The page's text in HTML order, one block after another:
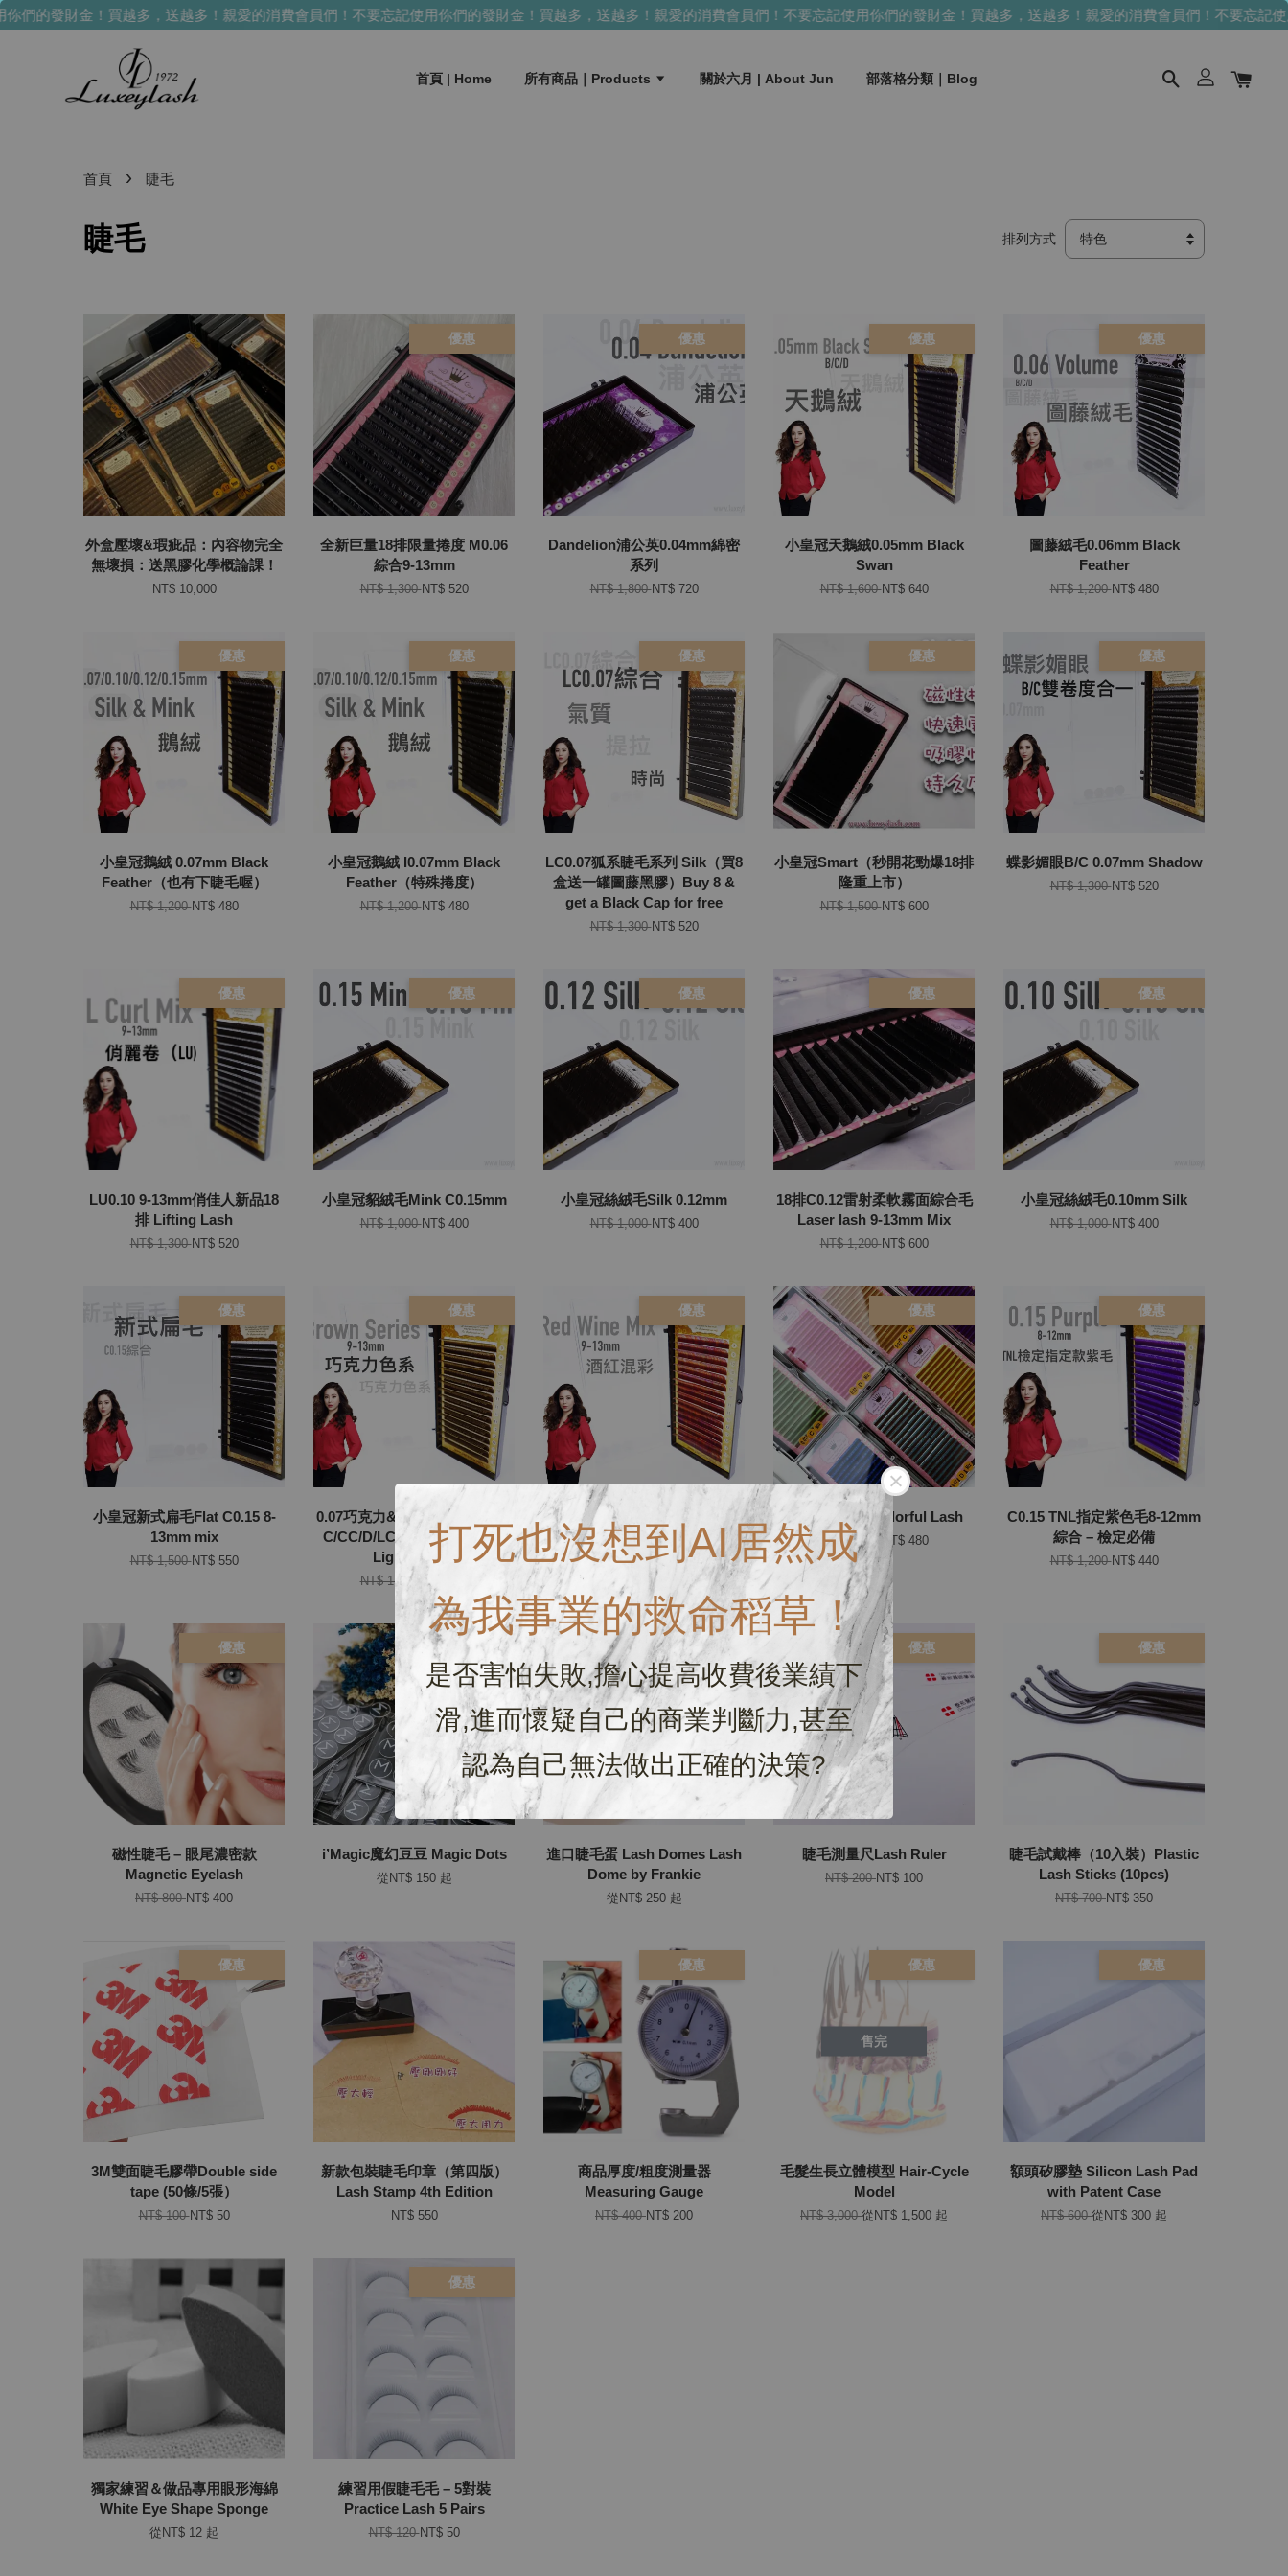
發財金！買越多，送越多！親愛的消費會員們！不要忘記使用你們的發財金！買越多，送越多！親愛的消費會員們！不要忘記使用你們的發財金！買越多，送越多！親愛的消費會員們！不要忘記使用
打死也沒想到AI居然成
為我事業的救命稻草！
是否害怕失敗,擔心提高收費後業績下
滑,進而懷疑自己的商業判斷力,甚至
認為自己無法做出正確的決策?
首頁 | Home 所有商品｜Products 關於六月 | About Jun 部落格分類｜Blog
首頁 › 睫毛
睫毛 排列方式
外盒壓壞&瑕疵品：內容物完全
無壞損：送黑膠化學概論課！
NT$ 10,000
優惠
全新巨量18排限量捲度 M0.06
綜合9-13mm
NT$ 1,300NT$ 520
優惠
Dandelion浦公英0.04mm綿密
系列
NT$ 1,800NT$ 720
優惠
小皇冠天鵝絨0.05mm Black
Swan
NT$ 1,600NT$ 640
優惠
圖藤絨毛0.06mm Black
Feather
NT$ 1,200NT$ 480
優惠
小皇冠鵝絨 0.07mm Black
Feather（也有下睫毛喔）
NT$ 1,200NT$ 480
優惠
小皇冠鵝絨 I0.07mm Black
Feather（特殊捲度）
NT$ 1,200NT$ 480
優惠
LC0.07狐系睫毛系列 Silk（買8
盒送一罐圖藤黑膠）Buy 8 &
get a Black Cap for free
NT$ 1,300NT$ 520
優惠
小皇冠Smart（秒開花勁爆18排
隆重上市）
NT$ 1,500NT$ 600
優惠
蝶影媚眼B/C 0.07mm Shadow
NT$ 1,300NT$ 520
優惠
LU0.10 9-13mm俏佳人新品18
排 Lifting Lash
NT$ 1,300NT$ 520
優惠
小皇冠貂絨毛Mink C0.15mm
NT$ 1,000NT$ 400
優惠
小皇冠絲絨毛Silk 0.12mm
NT$ 1,000NT$ 400
優惠
18排C0.12雷射柔軟霧面綜合毛
Laser lash 9-13mm Mix
NT$ 1,200NT$ 600
優惠
小皇冠絲絨毛0.10mm Silk
NT$ 1,000NT$ 400
優惠
小皇冠新式扁毛Flat C0.15 8-
13mm mix
NT$ 1,500NT$ 550
優惠
0.07巧克力&蜜糖色系（卷度：
C/CC/D/LC）Dark Brown &
Light Brown
NT$ 1,300 NT$ 520
優惠
0.07混彩天鵝絨綜合9-13mm
Multi-Color（多色可選）
NT$ 1,300NT$ 520
優惠
18排繽紛彩毛Colorful Lash
NT$ 1,300 NT$ 480
優惠
C0.15 TNL指定紫色毛8-12mm
綜合 – 檢定必備
NT$ 1,200NT$ 440
優惠
磁性睫毛 – 眼尾濃密款
Magnetic Eyelash
NT$ 800NT$ 400
i’Magic魔幻豆豆 Magic Dots
從 NT$ 150 起
進口睫毛蛋 Lash Domes Lash
Dome by Frankie
從 NT$ 250 起
優惠
睫毛測量尺Lash Ruler
NT$ 200NT$ 100
優惠
睫毛試戴棒（10入裝）Plastic
Lash Sticks (10pcs)
NT$ 700NT$ 350
優惠
3M雙面睫毛膠帶Double side
tape (50條/5張）
NT$ 100NT$ 50
新款包裝睫毛印章（第四版）
Lash Stamp 4th Edition
NT$ 550
優惠
商品厚度/粗度測量器
Measuring Gauge
NT$ 400NT$ 200
優惠
售完
毛髮生長立體模型 Hair-Cycle
Model
NT$ 3,000從 NT$ 1,500 起
優惠
額頭矽膠墊 Silicon Lash Pad
with Patent Case
NT$ 600從 NT$ 300 起
獨家練習＆做品專用眼形海綿
White Eye Shape Sponge
從 NT$ 12 起
優惠
練習用假睫毛毛 – 5對裝
Practice Lash 5 Pairs
NT$ 120NT$ 50